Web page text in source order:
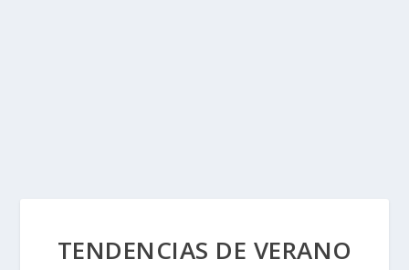
TENDENCIAS DE VERANO